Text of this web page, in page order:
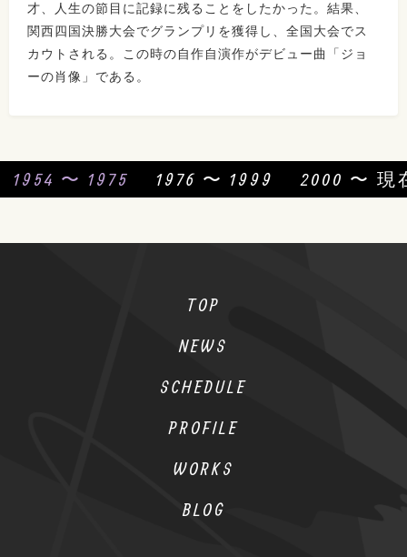
才、人生の節目に記録に残ることをしたかった。結果、
関西四国決勝大会でグランプリを獲得し、全国大会でス
カウトされる。この時の自作自演作がデビュー曲「ジョ
ーの肖像」である。
1954 〜 1975 1976 〜 1999 2000 〜 現
TOP
NEWS
SCHEDULE
PROFILE
WORKS
BLOG